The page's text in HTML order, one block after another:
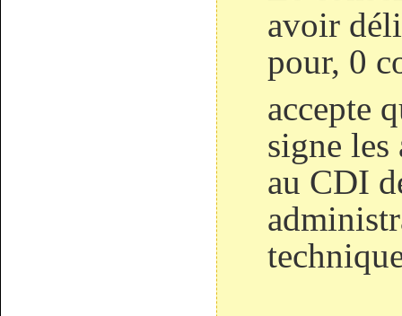
avoir
pour, 0
accepte
signe les
au CDI